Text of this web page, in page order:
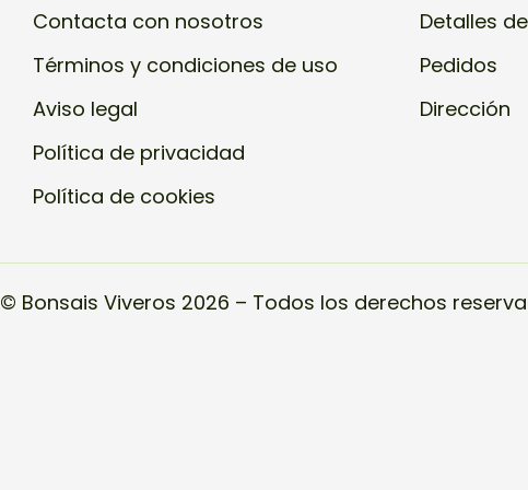
Contacta con nosotros
Términos y condiciones de uso
Aviso legal
Política de privacidad
Política de cookies
Detalles
Pedidos
Dirección
© Bonsais Viveros 2026 – Todos los derechos